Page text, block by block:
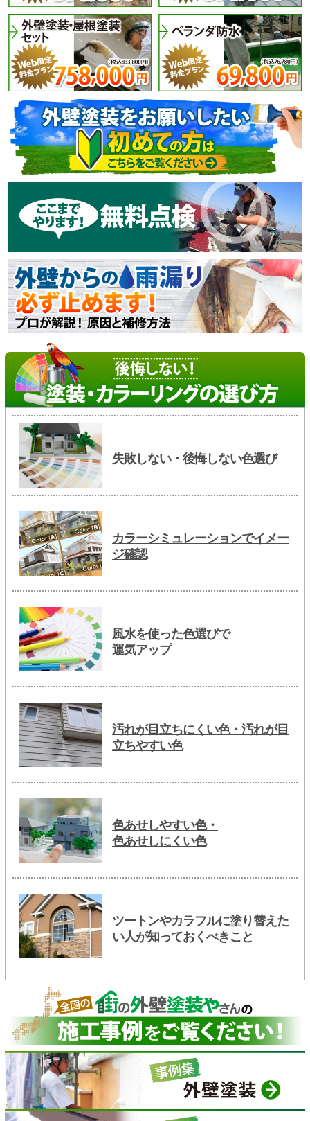
失敗しない・後悔しない色選び
カラーシミュレーションでイメー
ジ確認
風水を使った色選びで
運気アップ
汚れが目立ちにくい色・汚れが目
立ちやすい色
色あせしやすい色・
色あせしにくい色
ツートンやカラフルに塗り替えた
い人が知っておくべきこと